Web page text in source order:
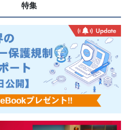
特集